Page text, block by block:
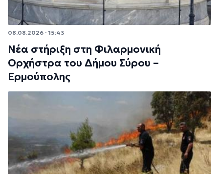
08.08.2026 · 15:43
Νέα στήριξη στη Φιλαρμονική
Ορχήστρα του Δήμου Σύρου –
Ερμούπολης